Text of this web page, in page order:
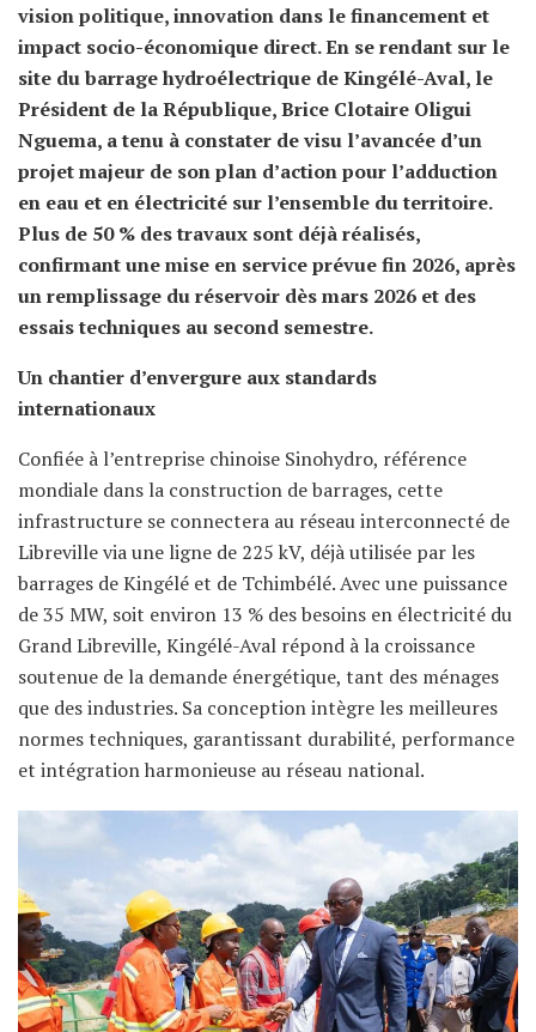
vision politique, innovation dans le financement et
impact socio-économique direct. En se rendant sur le
site du barrage hydroélectrique de Kingélé-Aval, le
Président de la République, Brice Clotaire Oligui
Nguema, a tenu à constater de visu l’avancée d’un
projet majeur de son plan d’action pour l’adduction
en eau et en électricité sur l’ensemble du territoire.
Plus de 50 % des travaux sont déjà réalisés,
confirmant une mise en service prévue fin 2026, après
un remplissage du réservoir dès mars 2026 et des
essais techniques au second semestre.
Un chantier d’envergure aux standards
internationaux
Confiée à l’entreprise chinoise Sinohydro, référence
mondiale dans la construction de barrages, cette
infrastructure se connectera au réseau interconnecté de
Libreville via une ligne de 225 kV, déjà utilisée par les
barrages de Kingélé et de Tchimbélé. Avec une puissance
de 35 MW, soit environ 13 % des besoins en électricité du
Grand Libreville, Kingélé-Aval répond à la croissance
soutenue de la demande énergétique, tant des ménages
que des industries. Sa conception intègre les meilleures
normes techniques, garantissant durabilité, performance
et intégration harmonieuse au réseau national.